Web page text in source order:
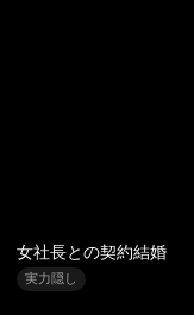
女社長との契約結婚
実力隠し